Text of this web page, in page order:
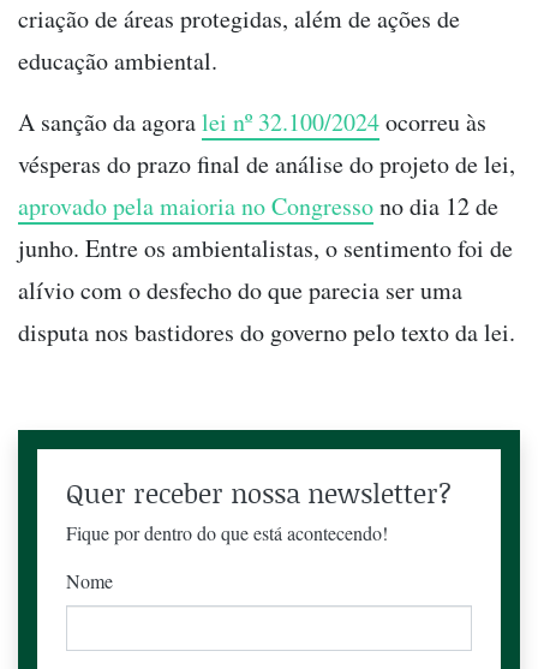
criação de áreas protegidas, além de ações de
educação ambiental.
A sanção da agoralei nº 32.100/2024ocorreu às
vésperas do prazo final de análise do projeto de lei,
aprovado pela maioria no Congressono dia 12 de
junho. Entre os ambientalistas, o sentimento foi de
alívio com o desfecho do que parecia ser uma
disputa nos bastidores do governo pelo texto da lei.
Quer receber nossa newsletter?
Fique por dentro do que está acontecendo!
Nome